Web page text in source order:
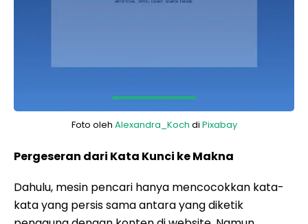
Foto oleh Alexandra_Koch di Pixabay
Pergeseran dari Kata Kunci ke Makna
Dahulu, mesin pencari hanya mencocokkan kata-
kata yang persis sama antara yang diketik